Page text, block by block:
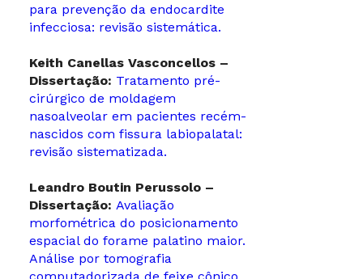
para prevenção da endocardite
infecciosa: revisão sistemática.
Keith Canellas Vasconcellos –
Dissertação: Tratamento pré-
cirúrgico de moldagem
nasoalveolar em pacientes recém-
nascidos com fissura labiopalatal:
revisão sistematizada.
Leandro Boutin Perussolo –
Dissertação: Avaliação
morfométrica do posicionamento
espacial do forame palatino maior.
Análise por tomografia